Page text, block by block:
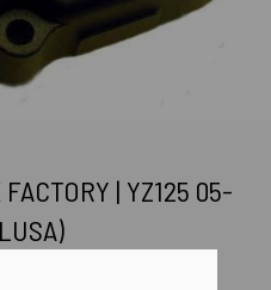
| YZ125 05-